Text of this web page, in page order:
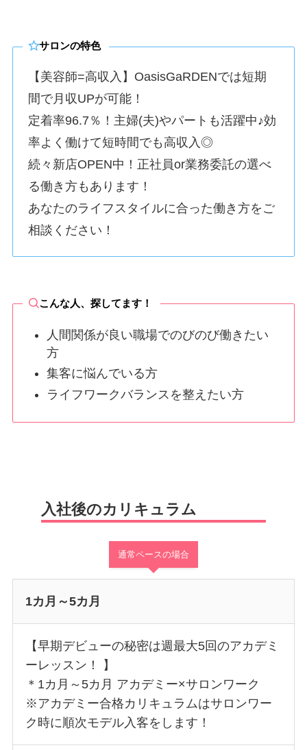
サロンの特色
【美容師=高収入】OasisGaRDENでは短期
間で月収UPが可能！
定着率96.7％！主婦(夫)やパートも活躍中♪効
率よく働けて短時間でも高収入◎
続々新店OPEN中！正社員or業務委託の選べ
る働き方もあります！
あなたのライフスタイルに合った働き方をご
相談ください！
こんな人、探してます！
人間関係が良い職場でのびのび働きたい
方
集客に悩んでいる方
ライフワークバランスを整えたい方
入社後のカリキュラム
通常ペースの場合
1カ月～5カ月
【早期デビューの秘密は週最大5回のアカデミ
ーレッスン！ 】
＊1カ月～5カ月 アカデミー×サロンワーク
※アカデミー合格カリキュラムはサロンワー
ク時に順次モデル入客をします！